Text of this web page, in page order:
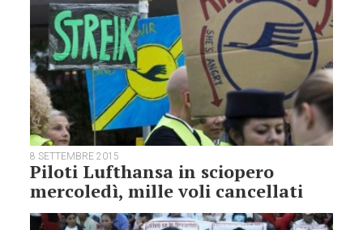
8 SETTEMBRE 2015
Piloti Lufthansa in sciopero
mercoledì, mille voli cancellati